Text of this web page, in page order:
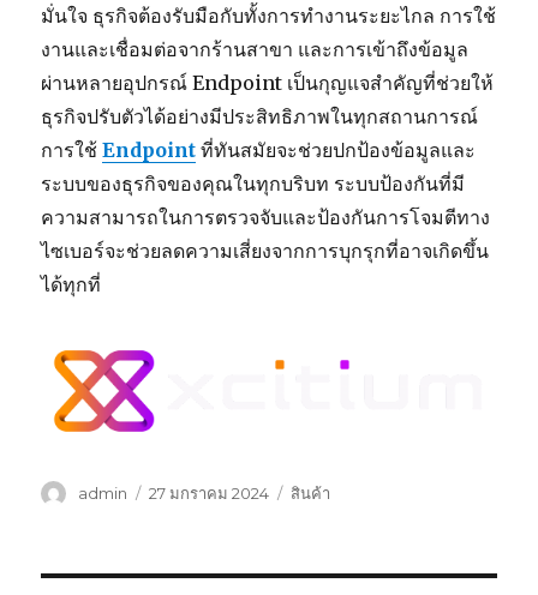
มั่นใจ ธุรกิจต้องรับมือกับทั้งการทำงานระยะไกล การใช้
งานและเชื่อมต่อจากร้านสาขา และการเข้าถึงข้อมูล
ผ่านหลายอุปกรณ์ Endpoint เป็นกุญแจสำคัญที่ช่วยให้
ธุรกิจปรับตัวได้อย่างมีประสิทธิภาพในทุกสถานการณ์
การใช้Endpoint ที่ทันสมัยจะช่วยปกป้องข้อมูลและ
ระบบของธุรกิจของคุณในทุกบริบท ระบบป้องกันที่มี
ความสามารถในการตรวจจับและป้องกันการโจมตีทาง
ไซเบอร์จะช่วยลดความเสี่ยงจากการบุกรุกที่อาจเกิดขึ้น
ได้ทุกที่
ผู้admin
เขียน
27 มกราคม 2024
หมวด
สินค้า